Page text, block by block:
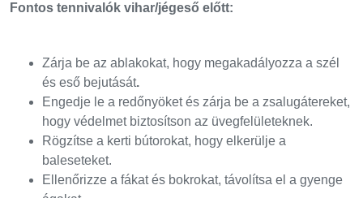
Fontos tennivalók vihar/jégeső előtt:
Zárja be az ablakokat, hogy megakadályozza a szél
és eső bejutását.
Engedje le a redőnyöket és zárja be a zsalugátereket,
hogy védelmet biztosítson az üvegfelületeknek.
Rögzítse a kerti bútorokat, hogy elkerülje a
baleseteket.
Ellenőrizze a fákat és bokrokat, távolítsa el a gyenge